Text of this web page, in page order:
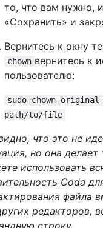
то, что вам нужно,
«Сохранить» и
Вернитесь к окну
chown вернитесь к
пользователю:
sudo chown original-
path/to/file
что это не
но она делает
использовать
Coda
файла
редакторов,
строку.